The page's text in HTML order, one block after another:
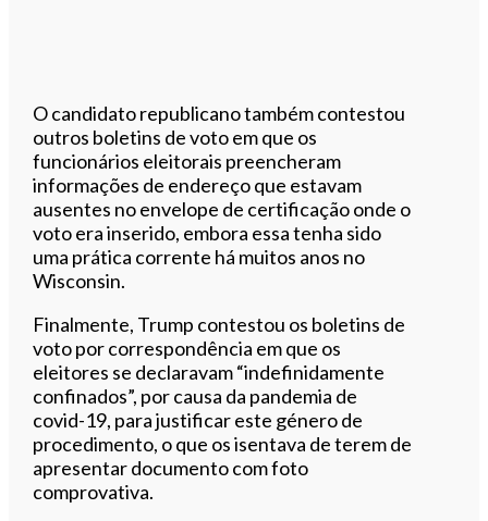
O candidato republicano também contestou
outros boletins de voto em que os
funcionários eleitorais preencheram
informações de endereço que estavam
ausentes no envelope de certificação onde o
voto era inserido, embora essa tenha sido
uma prática corrente há muitos anos no
Wisconsin.
Finalmente, Trump contestou os boletins de
voto por correspondência em que os
eleitores se declaravam “indefinidamente
confinados”, por causa da pandemia de
covid-19, para justificar este género de
procedimento, o que os isentava de terem de
apresentar documento com foto
comprovativa.